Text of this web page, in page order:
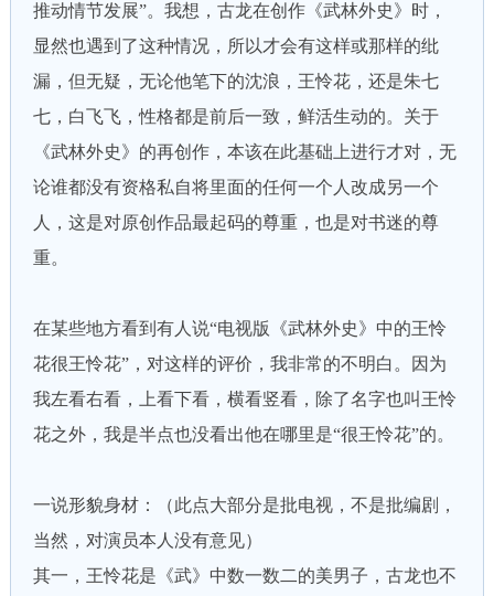
推动情节发展”。我想，古龙在创作《武林外史》时，
显然也遇到了这种情况，所以才会有这样或那样的纰
漏，但无疑，无论他笔下的沈浪，王怜花，还是朱七
七，白飞飞，性格都是前后一致，鲜活生动的。关于
《武林外史》的再创作，本该在此基础上进行才对，无
论谁都没有资格私自将里面的任何一个人改成另一个
人，这是对原创作品最起码的尊重，也是对书迷的尊
重。
在某些地方看到有人说“电视版《武林外史》中的王怜
花很王怜花”，对这样的评价，我非常的不明白。因为
我左看右看，上看下看，横看竖看，除了名字也叫王怜
花之外，我是半点也没看出他在哪里是“很王怜花”的。
一说形貌身材：（此点大部分是批电视，不是批编剧，
当然，对演员本人没有意见）
其一，王怜花是《武》中数一数二的美男子，古龙也不